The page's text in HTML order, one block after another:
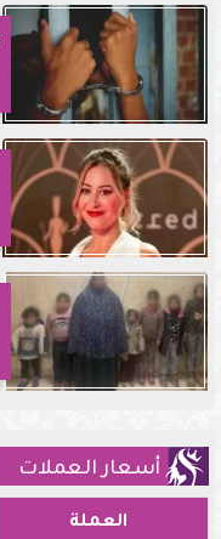
أسعار العملات
العملة